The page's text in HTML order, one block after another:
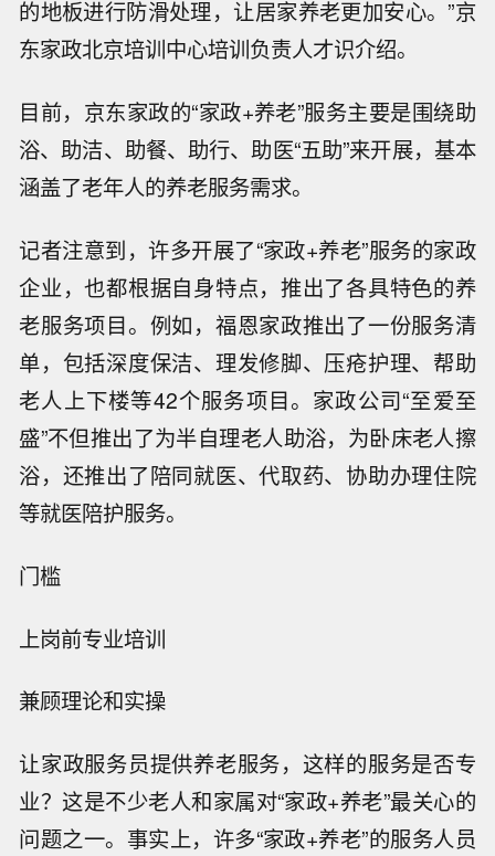
的地板进行防滑处理，让居家养老更加安心。”京
东家政北京培训中心培训负责人才识介绍。
目前，京东家政的“家政+养老”服务主要是围绕助
浴、助洁、助餐、助行、助医“五助”来开展，基本
涵盖了老年人的养老服务需求。
记者注意到，许多开展了“家政+养老”服务的家政
企业，也都根据自身特点，推出了各具特色的养
老服务项目。例如，福恩家政推出了一份服务清
单，包括深度保洁、理发修脚、压疮护理、帮助
老人上下楼等42个服务项目。家政公司“至爱至
盛”不但推出了为半自理老人助浴，为卧床老人擦
浴，还推出了陪同就医、代取药、协助办理住院
等就医陪护服务。
门槛
上岗前专业培训
兼顾理论和实操
让家政服务员提供养老服务，这样的服务是否专
业？这是不少老人和家属对“家政+养老”最关心的
问题之一。事实上，许多“家政+养老”的服务人员